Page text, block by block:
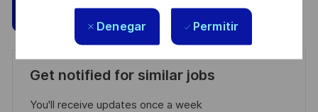
Denegar Permitir
Aplicar ahora Guardar
Get notified for similar jobs
You'll receive updates once a week